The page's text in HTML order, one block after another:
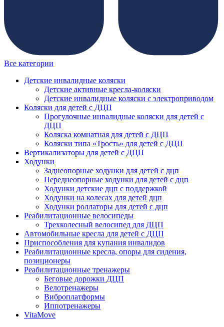
Все категории
Детские инвалидные коляски
Детские активные кресла-коляски
Детские инвалидные коляски с электроприводом
Коляски для детей с ДЦП
Прогулочные инвалидные коляски для детей с
ДЦП
Коляска комнатная для детей с ДЦП
Коляски типа «Трость» для детей с ДЦП
Вертикализаторы для детей с ДЦП
Ходунки
Заднеопорные ходунки для детей с дцп
Переднеопорные ходунки для детей с дцп
Ходунки детские дцп с поддержкой
Ходунки на колесах для детей дцп
Ходунки роллаторы для детей с дцп
Реабилитационные велосипеды
Трехколесный велосипед для ДЦП
Автомобильные кресла для детей с ДЦП
Приспособления для купания инвалидов
Реабилитационные кресла, опоры для сидения,
позиционеры
Реабилитационные тренажеры
Беговые дорожки ДЦП
Велотренажеры
Виброплатформы
Иппотренажеры
VitaMove